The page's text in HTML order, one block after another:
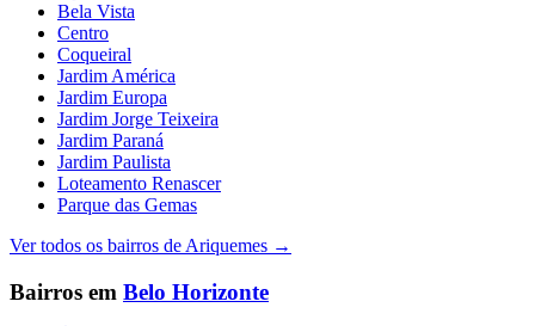
Bela Vista
Centro
Coqueiral
Jardim América
Jardim Europa
Jardim Jorge Teixeira
Jardim Paraná
Jardim Paulista
Loteamento Renascer
Parque das Gemas
Ver todos os bairros de Ariquemes →
Bairros em Belo Horizonte